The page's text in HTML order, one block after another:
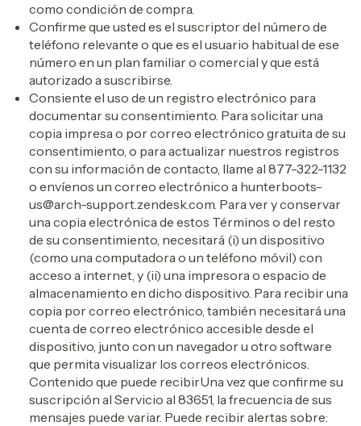
como condición de compra.
Confirme que usted es el suscriptor del número de
teléfono relevante o que es el usuario habitual de ese
número en un plan familiar o comercial y que está
autorizado a suscribirse.
Consiente el uso de un registro electrónico para
documentar su consentimiento. Para solicitar una
copia impresa o por correo electrónico gratuita de su
consentimiento, o para actualizar nuestros registros
con su información de contacto, llame al 877-322-1132
o envíenos un correo electrónico a hunterboots-
us@arch-support.zendesk.com. Para ver y conservar
una copia electrónica de estos Términos o del resto
de su consentimiento, necesitará (i) un dispositivo
(como una computadora o un teléfono móvil) con
acceso a internet, y (ii) una impresora o espacio de
almacenamiento en dicho dispositivo. Para recibir una
copia por correo electrónico, también necesitará una
cuenta de correo electrónico accesible desde el
dispositivo, junto con un navegador u otro software
que permita visualizar los correos electrónicos.
Contenido que puede recibirUna vez que confirme su
suscripción al Servicio al 83651, la frecuencia de sus
mensajes puede variar. Puede recibir alertas sobre: